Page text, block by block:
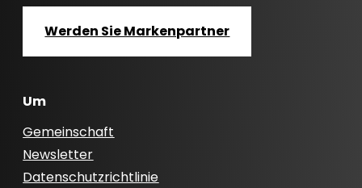
Werden Sie Markenpartner
Um
Gemeinschaft
Newsletter
Datenschutzrichtlinie